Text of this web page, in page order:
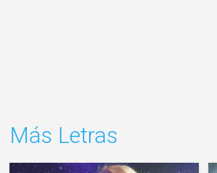
Más Letras